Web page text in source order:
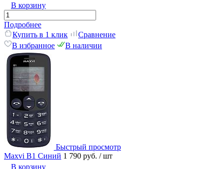
В корзину
Подробнее
Купить в 1 клик
Сравнение
В избранное
В наличии
Быстрый просмотр
Maxvi B1 Синий 1 790 руб. / шт
В корзину